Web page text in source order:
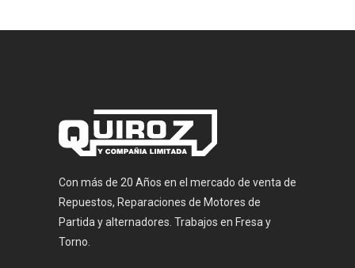
Con más de 20 Años en el mercado de venta de
Repuestos, Reparaciones de Motores de
Partida y alternadores. Trabajos en Fresa y
Torno.